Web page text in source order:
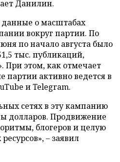
Данилин.
о масштабах
вокруг партии. По
по начало августа было
тыс. публикаций,
При этом, как отмечает
активно ведется в
и Telegram.
сетях в эту кампанию
долларов. Продвижение
блогеров и целую
– заявил